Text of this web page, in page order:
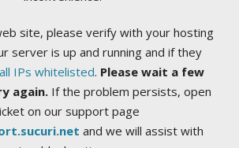
site, please verify with your hosting
server is up and running and if they
IPs whitelisted. Please wait a few
again.If the problem persists, open
on our support page
and we will assist with